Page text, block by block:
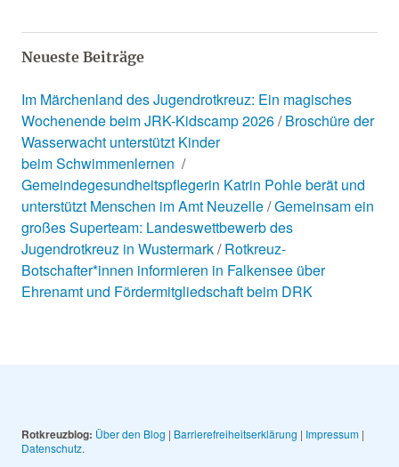
Neueste Beiträge
Im Märchenland des Jugendrotkreuz: Ein magisches
Wochenende beim JRK-Kidscamp 2026 Broschüre der
Wasserwacht unterstützt Kinder
beim Schwimmenlernen
Gemeindegesundheitspflegerin Katrin Pohle berät und
unterstützt Menschen im Amt Neuzelle Gemeinsam ein
großes Superteam: Landeswettbewerb des
Jugendrotkreuz in Wustermark Rotkreuz-
Botschafter*innen informieren in Falkensee über
Ehrenamt und Fördermitgliedschaft beim DRK
Rotkreuzblog: Über den Blog | Barrierefreiheitserklärung | Impressum|
Datenschutz